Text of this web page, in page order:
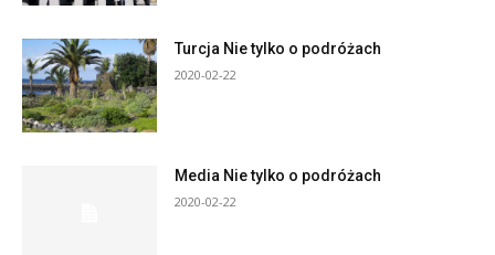
Turcja Nie tylko o podróżach
2020-02-22
Media Nie tylko o podróżach
2020-02-22